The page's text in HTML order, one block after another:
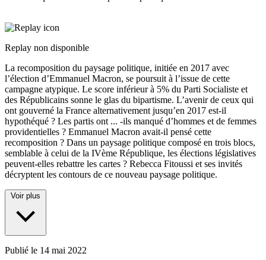
Replay non disponible
La recomposition du paysage politique, initiée en 2017 avec
l’élection d’Emmanuel Macron, se poursuit à l’issue de cette
campagne atypique. Le score inférieur à 5% du Parti Socialiste et
des Républicains sonne le glas du bipartisme. L’avenir de ceux qui
ont gouverné la France alternativement jusqu’en 2017 est-il
hypothéqué ? Les partis ont ... -ils manqué d’hommes et de femmes
providentielles ? Emmanuel Macron avait-il pensé cette
recomposition ? Dans un paysage politique composé en trois blocs,
semblable à celui de la IVème République, les élections législatives
peuvent-elles rebattre les cartes ? Rebecca Fitoussi et ses invités
décryptent les contours de ce nouveau paysage politique.
Voir plus
Publié le 14 mai 2022